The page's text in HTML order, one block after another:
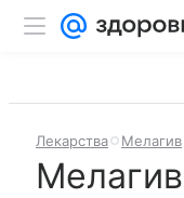
Лекарства Мелагив
Мелагив